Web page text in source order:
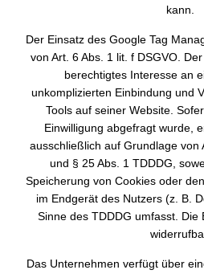
kann.
Der Einsatz des Google Tag
von Art. 6 Abs. 1 lit. f DSGVO.
berechtigtes Interesse an
unkomplizierten Einbindung und
Tools auf seiner Website.
Einwilligung abgefragt wurde,
ausschließlich auf Grundlage von
und § 25 Abs. 1 TDDDG,
Speicherung von Cookies oder
im Endgerät des Nutzers (z. B.
Sinne des TDDDG umfasst. Die
Das Unternehmen verfügt über